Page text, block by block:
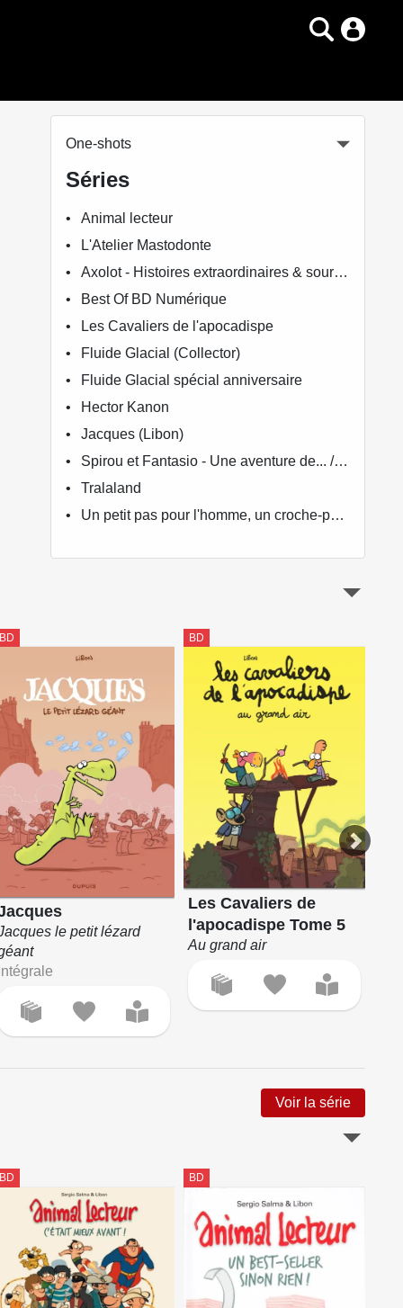
One-shots
Séries
Animal lecteur
L'Atelier Mastodonte
Axolot - Histoires extraordinaires & sources d'étonnement
Best Of BD Numérique
Les Cavaliers de l'apocadispe
Fluide Glacial (Collector)
Fluide Glacial spécial anniversaire
Hector Kanon
Jacques (Libon)
Spirou et Fantasio - Une aventure de... / Le Spirou de...
Tralaland
Un petit pas pour l'homme, un croche-patte pour l'Humanité
BD
le petit lézard
Intégrale
BD
Les Cavaliers de
l'apocadispe Tome 5
Au grand air
Voir la série
BD BD